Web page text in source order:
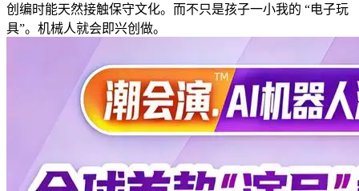
创编时能天然接触保守文化。而不只是孩子一小我的 “电子玩
具”。机械人就会即兴创做。